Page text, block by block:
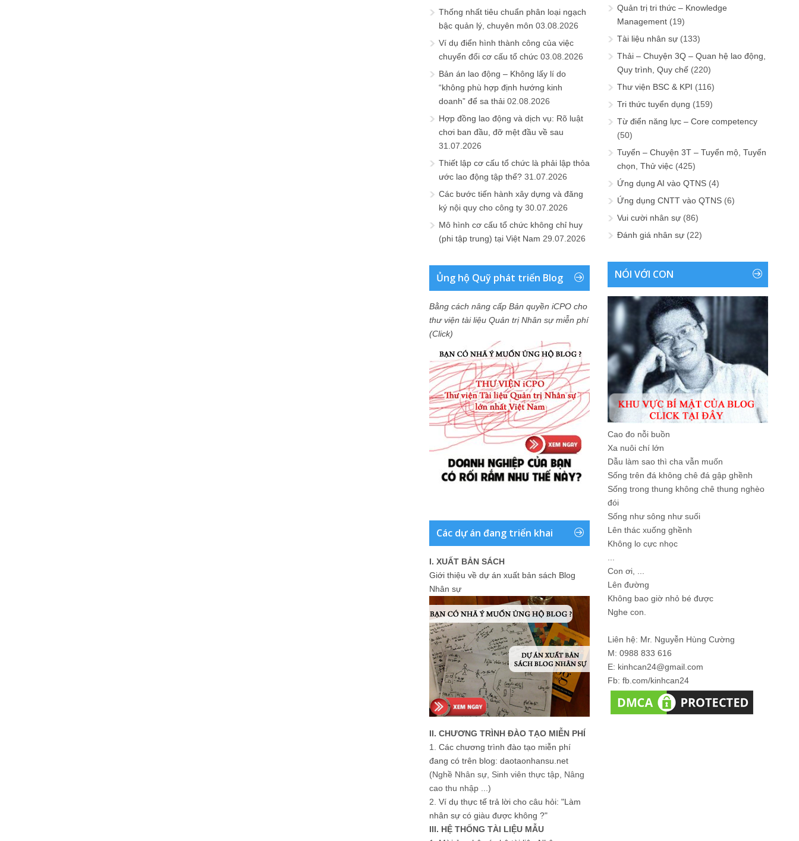
Thống nhất tiêu chuẩn phân loại ngạch
bậc quản lý, chuyên môn 03.08.2026
Ví dụ điển hình thành công của việc
chuyển đổi cơ cấu tổ chức 03.08.2026
Bản án lao động – Không lấy lí do
“không phù hợp định hướng kinh
doanh” để sa thải 02.08.2026
Hợp đồng lao động và dịch vụ: Rõ luật
chơi ban đầu, đỡ mệt đầu về sau
31.07.2026
Thiết lập cơ cấu tổ chức là phải lập thỏa
ước lao động tập thể? 31.07.2026
Các bước tiến hành xây dựng và đăng
ký nội quy cho công ty 30.07.2026
Mô hình cơ cấu tổ chức không chỉ huy
(phi tập trung) tại Việt Nam 29.07.2026
Ủng hộ Quỹ phát triển Blog
Bằng cách nâng cấp Bản quyền iCPO cho
thư viện tài liệu Quản trị Nhân sự miễn phí
(Click)
Các dự án đang triển khai
I. XUẤT BẢN SÁCH
Giới thiệu về dự án xuất bản sách Blog
Nhân sự
II. CHƯƠNG TRÌNH ĐÀO TẠO MIỄN PHÍ
1. Các chương trình đào tạo miễn phí
đang có trên blog: daotaonhansu.net
(Nghề Nhân sự, Sinh viên thực tập, Nâng
cao thu nhập ...)
2. Ví dụ thực tế trả lời cho câu hỏi: "Làm
nhân sự có giàu được không ?"
III. HỆ THỐNG TÀI LIỆU MẪU
Quản trị tri thức – Knowledge
Management (19)
Tài liệu nhân sự (133)
Thải – Chuyện 3Q – Quan hệ lao động,
Quy trình, Quy chế (220)
Thư viện BSC & KPI (116)
Tri thức tuyển dụng (159)
Từ điển năng lực – Core competency
(50)
Tuyển – Chuyện 3T – Tuyển mộ, Tuyển
chọn, Thử việc (425)
Ứng dụng AI vào QTNS (4)
Ứng dụng CNTT vào QTNS (6)
Vui cười nhân sự (86)
Đánh giá nhân sự (22)
NÓI VỚI CON
Cao đo nỗi buồn
Xa nuôi chí lớn
Dẫu làm sao thì cha vẫn muốn
Sống trên đá không chê đá gập ghềnh
Sống trong thung không chê thung nghèo
đói
Sống như sông như suối
Lên thác xuống ghềnh
Không lo cực nhọc
Con ơi, ...
Lên đường
Không bao giờ nhỏ bé được
Nghe con.
Liên hệ: Mr. Nguyễn Hùng Cường
M: 0988 833 616
E: kinhcan24@gmail.com
Fb: fb.com/kinhcan24